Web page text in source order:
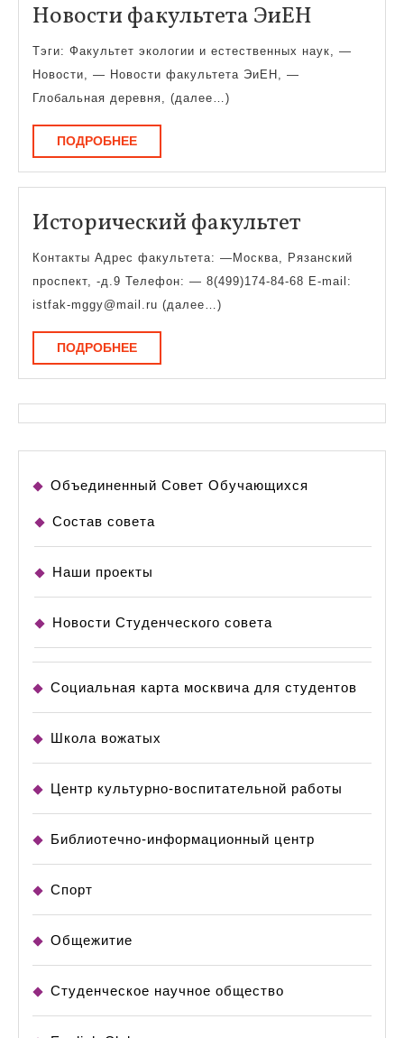
Новости факультета ЭиЕН
Тэги: Факультет экологии и естественных наук, —
Новости, — Новости факультета ЭиЕН, —
Глобальная деревня, (далее…)
ПОДРОБНЕЕПОДРОБНЕЕ
Исторический факультет
Контакты Адрес факультета: —Москва, Рязанский
проспект, -д.9 Телефон: — 8(499)174-84-68 E-mail:
istfak-mggy@mail.ru (далее…)
ПОДРОБНЕЕПОДРОБНЕЕ
Объединенный Совет Обучающихся
Состав совета
Наши проекты
Новости Студенческого совета
Социальная карта москвича для студентов
Школа вожатых
Центр культурно-воспитательной работы
Библиотечно-информационный центр
Спорт
Общежитие
Студенческое научное общество